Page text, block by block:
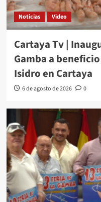
Noticias Video
Cartaya Tv |
Gamba a
Isidro en Cartaya
6 de agosto de 2026 0